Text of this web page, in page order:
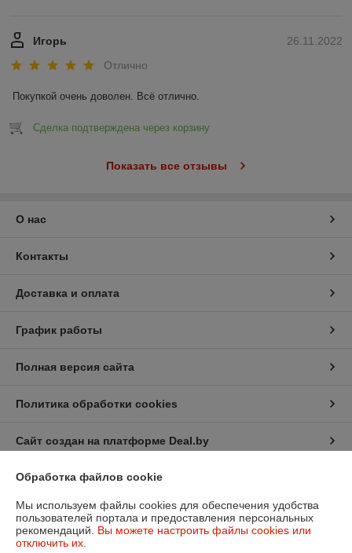
26.11.2022
Игорь
Отлично
Покупкой очень доволен. Всё отлично.
Сделка подтверждена через корзину
Показать все отзывы
О нас
Контакты
Доставка и оплата
График работы
Полная версия сайта
Политика обработки cookies
Сайт создан на платформе Deal.by
Юридическое лицо:Общество с ограниченной ответственностью
"ХэппиШеф"
220028, г. Минск ул. Маяковского , дом111, пом. 122
Обработка файлов cookie
Мы используем файлы cookies для обеспечения удобства
пользователей портала и предоставления персональных
рекомендаций. Вы можете настроить файлы cookies или
отключить их.